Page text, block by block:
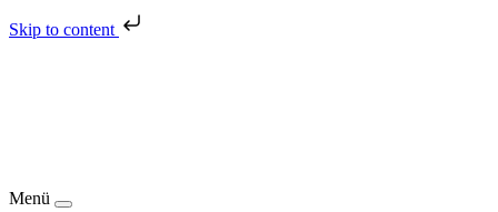
Skip to content
Menü